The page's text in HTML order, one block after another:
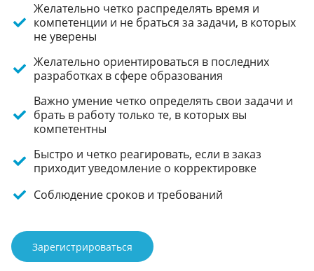
Желательно четко распределять время и
компетенции и не браться за задачи, в которых
не уверены
Желательно ориентироваться в последних
разработках в сфере образования
Важно умение четко определять свои задачи и
брать в работу только те, в которых вы
компетентны
Быстро и четко реагировать, если в заказ
приходит уведомление о корректировке
Соблюдение сроков и требований
Зарегистрироваться